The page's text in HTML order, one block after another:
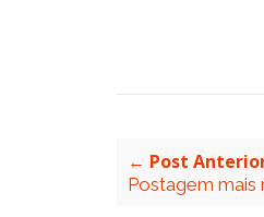
← Post
Postagem mais